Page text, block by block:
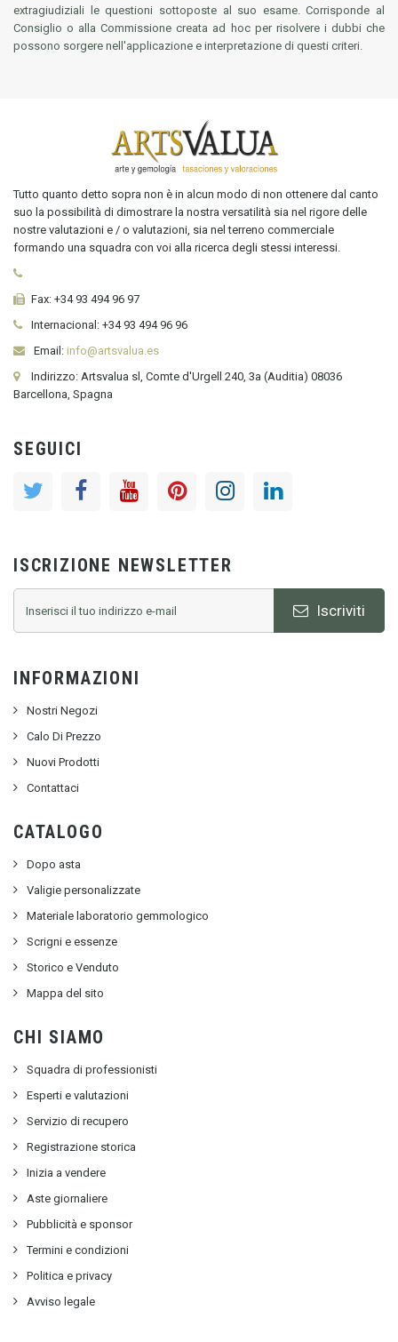
extragiudiziali le questioni sottoposte al suo esame. Corrisponde al
Consiglio o alla Commissione creata ad hoc per risolvere i dubbi che
possono sorgere nell'applicazione e interpretazione di questi criteri.
Tutto quanto detto sopra non è in alcun modo di non ottenere dal canto
suo la possibilità di dimostrare la nostra versatilità sia nel rigore delle
nostre valutazioni e / o valutazioni, sia nel terreno commerciale
formando una squadra con voi alla ricerca degli stessi interessi.
Fax: +34 93 494 96 97
Internacional: +34 93 494 96 96
Email: info@artsvalua.es
Indirizzo: Artsvalua sl, Comte d'Urgell 240, 3a (Auditia) 08036
Barcellona, Spagna
SEGUICI
ISCRIZIONE NEWSLETTER
Iscriviti
INFORMAZIONI
Nostri Negozi
Calo Di Prezzo
Nuovi Prodotti
Contattaci
CATALOGO
Dopo asta
Valigie personalizzate
Materiale laboratorio gemmologico
Scrigni e essenze
Storico e Venduto
Mappa del sito
CHI SIAMO
Squadra di professionisti
Esperti e valutazioni
Servizio di recupero
Registrazione storica
Inizia a vendere
Aste giornaliere
Pubblicità e sponsor
Termini e condizioni
Politica e privacy
Avviso legale